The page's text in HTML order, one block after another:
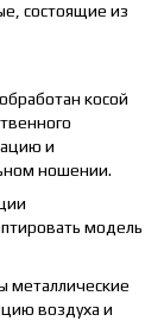
состоящие из
косой
и
ношении.
модель
металлические
воздуха и